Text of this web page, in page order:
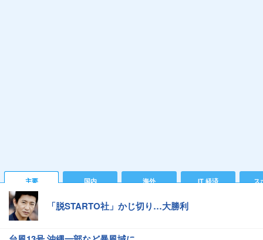
主要 国内 海外 IT 経済 ス
「脱STARTO社」かじ切り…大勝利